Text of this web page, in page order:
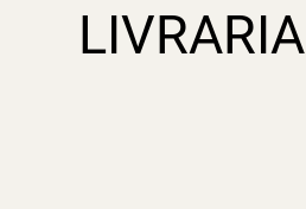
LIVRARIA